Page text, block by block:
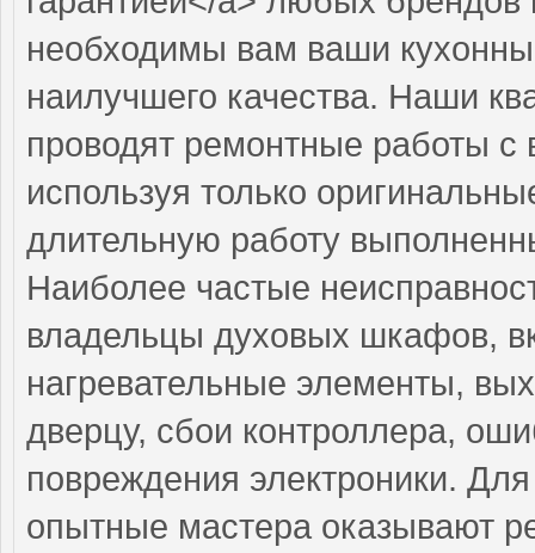
необходимы вам ваши
наилучшего качества. Наши
проводят ремонтные работы с
используя только
длительную работу
Наиболее частые
владельцы духовых шкафов,
нагревательные элементы,
дверцу, сбои контроллера,
повреждения электроники.
опытные мастера оказывают